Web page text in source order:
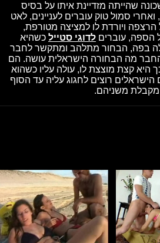
שהייתה מזדיינת איתו על בסיס
סמול טוק עוברים לעניינים, לאט
ויורדת לו למציצה מטורפת,
הספה, עוברים לדוגי סטייל כשהיא
לה בפה, הבחור מתלהב ומתקשר לחבר
מה הבחורה הישראלית עושה. הם
היא קצת מוצצת לו, עולה עליו כשהוא
רוצים לחגוג עליה עד הסוף
מקבלת משניהם.